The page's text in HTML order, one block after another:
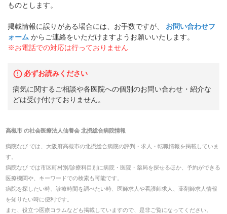
ものとします。
掲載情報に誤りがある場合には、お手数ですが、
お問い合わせフ
ォーム からご連絡をいただけますようお願いいたします。
※お電話での対応は行っておりません
必ずお読みください
病気に関するご相談や各医院への個別のお問い合わせ・紹介な
どは受け付けておりません。
高槻市の社会医療法人仙養会 北摂総合病院情報
病院なび では、 大阪府高槻市の北摂総合病院の評判・求人・転職情報を掲載していま
す。
病院なび では市区町村別/診療科目別に病院・医院・薬局を探せるほか、予約ができる
医療機関や、キーワードでの検索も可能です。
病院を探したい時、診療時間を調べたい時、医師求人や看護師求人、薬剤師求人情報
を知りたい時に便利です。
また、役立つ医療コラムなども掲載していますので、是非ご覧になってください。